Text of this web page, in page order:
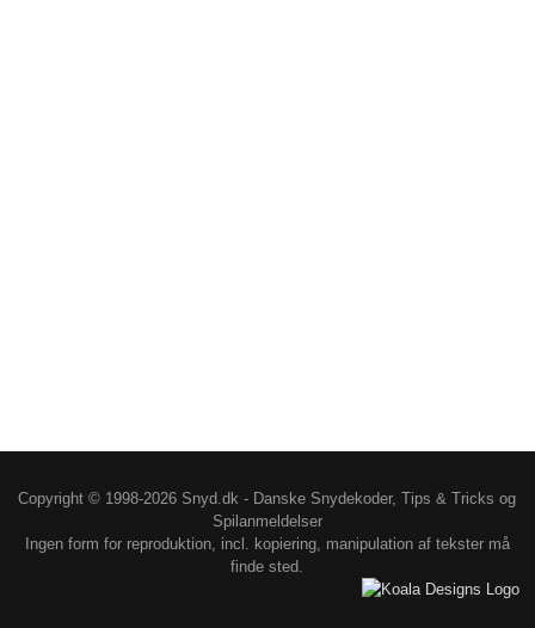
Copyright © 1998-2026 Snyd.dk - Danske Snydekoder, Tips & Tricks og
Spilanmeldelser
Ingen form for reproduktion, incl. kopiering, manipulation af tekster må
finde sted.